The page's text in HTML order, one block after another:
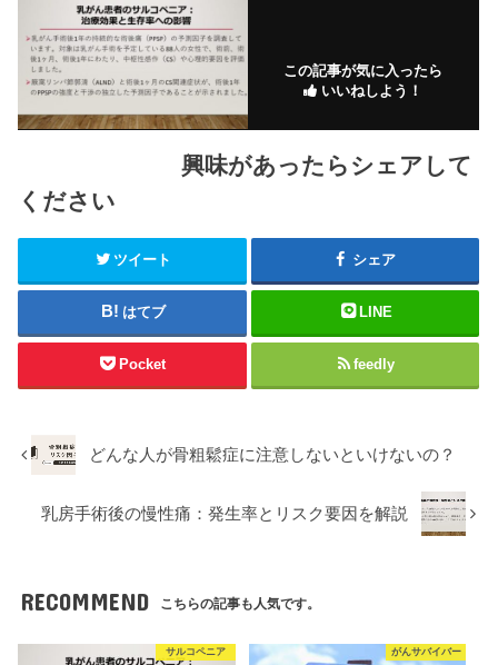
この記事が気に入ったら
いいねしよう！
興味があったらシェアして
ください
ツイート シェア
はてブ LINE
Pocket feedly
どんな人が骨粗鬆症に注意しないといけないの？
乳房手術後の慢性痛：発生率とリスク要因を解説
RECOMMEND こちらの記事も人気です。
サルコペニア がんサバイバー